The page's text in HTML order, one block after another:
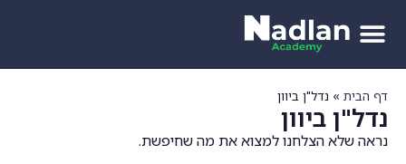
דף הבית » נדל"ן ביוון
נדל"ן ביוון
נראה שלא הצלחנו למצוא את מה שחיפשת.